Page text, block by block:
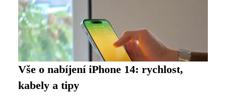
Vše o nabíjení iPhone 14: rychlost,
kabely a tipy